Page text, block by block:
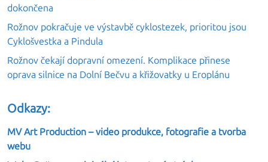
dokončena
Rožnov pokračuje ve výstavbě cyklostezek, prioritou jsou
Cyklošvestka a Pindula
Rožnov čekají dopravní omezení. Komplikace přinese
oprava silnice na Dolní Bečvu a křižovatky u Eroplánu
Odkazy:
MV Art Production – video produkce, fotografie a tvorba
webu